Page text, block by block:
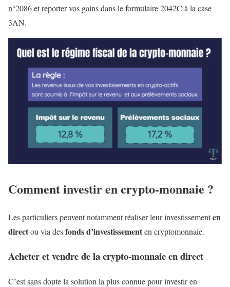
n°2086 et reporter vos gains dans le formulaire 2042C à la case
3AN.
Comment investir en crypto-monnaie ?
Les particuliers peuvent notamment réaliser leur investissementen
directou via desfonds d’investissementen cryptomonnaie.
Acheter et vendre de la crypto-monnaie en direct
C’est sans doute la solution la plus connue pour investir en